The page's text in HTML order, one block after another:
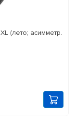
(лето; асимметр.